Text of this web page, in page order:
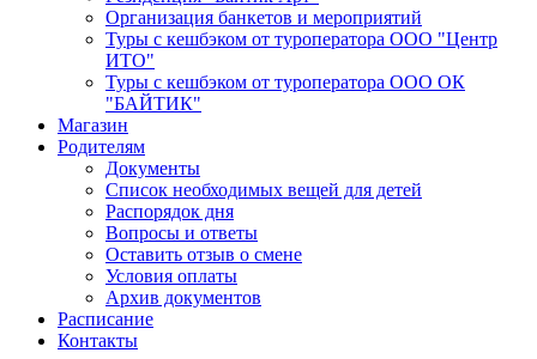
Организация банкетов и мероприятий
Туры с кешбэком от туроператора ООО "Центр
ИТО"
Туры с кешбэком от туроператора ООО ОК
"БАЙТИК"
Магазин
Родителям
Документы
Список необходимых вещей для детей
Распорядок дня
Вопросы и ответы
Оставить отзыв о смене
Условия оплаты
Архив документов
Расписание
Контакты